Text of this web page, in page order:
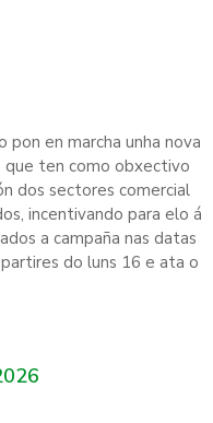
pon en marcha unha nova
que ten como obxectivo
dos sectores comercial
incentivando para elo á
a campaña nas datas
do luns 16 e ata o